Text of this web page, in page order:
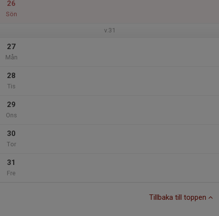
26
Sön
v.31
27
Mån
28
Tis
29
Ons
30
Tor
31
Fre
Tillbaka till toppen